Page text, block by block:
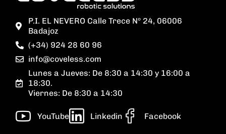
P.I. EL NEVERO Calle Trece Nº 24, 06006
Badajoz
(+34) 924 28 60 96
info@coveless.com
Lunes a Jueves: De 8:30 a 14:30 y 16:00 a
18:30.
Viernes: De 8:30 a 14:30
YouTube Linkedin Facebook